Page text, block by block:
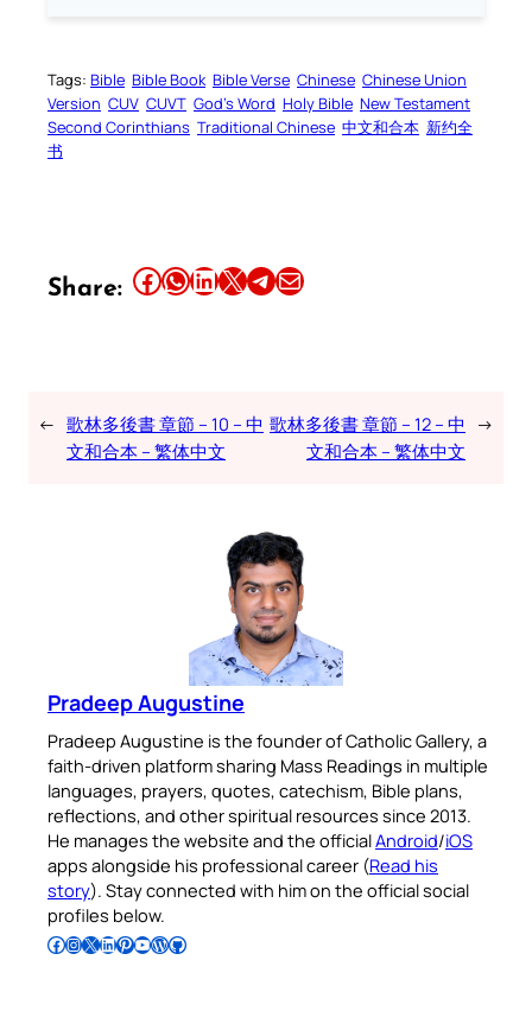
Tags: Bible Bible Book Bible Verse Chinese Chinese Union
Version CUV CUVT God’s Word Holy Bible New Testament
Second Corinthians Traditional Chinese 中文和合本 新约全
书
Share: Share this article on Facebook Share this article on WhatsApp Share this article on LinkedIn Share this article on X Share this article on TelegramEmail this Article
← 歌林多後書 章節 – 10 – 中
文和合本 – 繁体中文
歌林多後書 章節 – 12 – 中
文和合本 – 繁体中文
→
Pradeep Augustine
Pradeep Augustine is the founder of Catholic Gallery, a
faith-driven platform sharing Mass Readings in multiple
languages, prayers, quotes, catechism, Bible plans,
reflections, and other spiritual resources since 2013.
He manages the website and the officialAndroid/iOS
apps alongside his professional career (Read his
story). Stay connected with him on the official social
profiles below.
Follow Pradeep on Facebook Follow Pradeep on InstagramFollow Pradeep on X Follow Pradeep on LinkedIn Follow Pradeep on Pinterest Subscribe to Pradeep’s Youtube Channel Follow Pradeep on WordPress Follow Pradeep on GitHub